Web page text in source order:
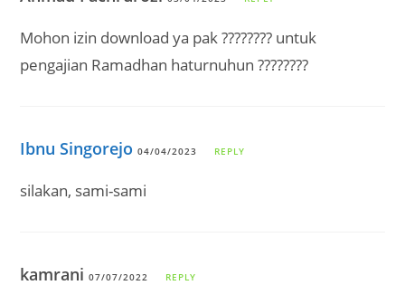
Mohon izin download ya pak ???????? untuk
pengajian Ramadhan haturnuhun ????????
Ibnu Singorejo 04/04/2023 REPLY
silakan, sami-sami
kamrani07/07/2022 REPLY